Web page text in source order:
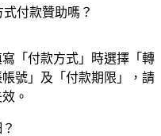
付款贊助嗎？
「付款方式」時選擇「轉
號」及「付款期限」，請
。